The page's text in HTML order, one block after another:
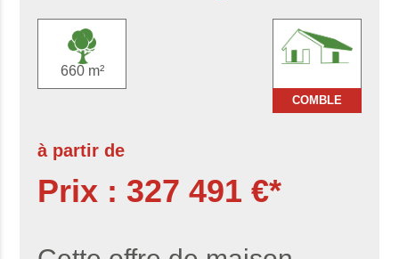
660 m²
COMBLE
à partir de
Prix : 327 491 €*